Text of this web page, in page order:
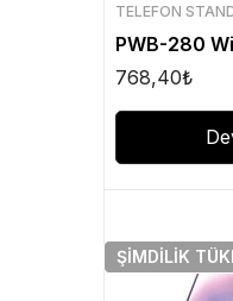
TELEFON
PWB-280
768,40₺
ŞIMDILIK